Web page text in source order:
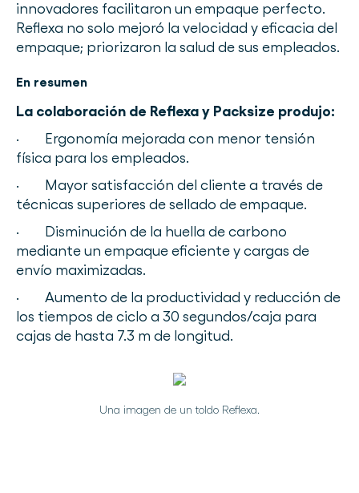
innovadores facilitaron un empaque perfecto.
Reflexa no solo mejoró la velocidad y eficacia del
empaque; priorizaron la salud de sus empleados.
En resumen
La colaboración de Reflexa y Packsize produjo:
· Ergonomía mejorada con menor tensión
física para los empleados.
· Mayor satisfacción del cliente a través de
técnicas superiores de sellado de empaque.
· Disminución de la huella de carbono
mediante un empaque eficiente y cargas de
envío maximizadas.
· Aumento de la productividad y reducción de
los tiempos de ciclo a 30 segundos/caja para
cajas de hasta 7.3 m de longitud.
Una imagen de un toldo Reflexa.